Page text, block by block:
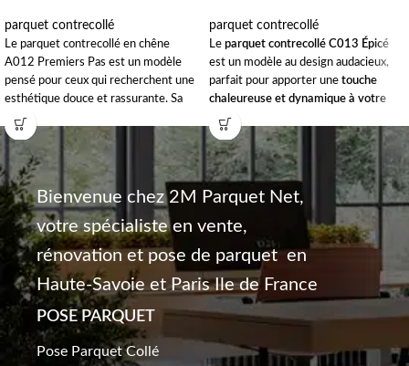
parquet contrecollé
Le parquet contrecollé en chêne
A012 Premiers Pas est un modèle
pensé pour ceux qui recherchent une
esthétique douce et rassurante. Sa
finition lisse
pour les espaces à ambiance calme et
apaisante. Ce modèle allie
confort et
design épuré
pour s'adapter à
différents styles d'intérieurs.
Nous assurons la
pose de votre
parqueten haute savoie avec soin et
professionnalisme, àun prix pas cher,
pour un
résultat durable et élégant.
Comme pour tous nos produits, les
couleurs des finitions, les mesures et
les certifications doivent toujours
être vérifiées auprès d'un de nos
parquet contrecollé
Le parquet contrecollé C013 Épicé
est un modèle au design audacieux,
parfait pour apporter une touche
chaleureuse et dynamique à votre
intérieur
ses lignes contemporaines, il s'intègre
parfaitement dans des espaces
modernes ou industriels. Ce modèle
se distingue par son
caractère unique,
chaque détail est soigneusement
travaillé pour un rendu exceptionnel.
En haute savoie ,avec
pose de parquet
travail soigné à untarif avantageux,
pour un résultat à la fois esthétique et
Cependant, les couleurs des finitions,
Bienvenue chez 2M Parquet Net,
votre spécialiste en vente,
rénovation et pose de parquet en
Haute-Savoie et Paris Ile de France
POSE PARQUET
Pose Parquet Collé